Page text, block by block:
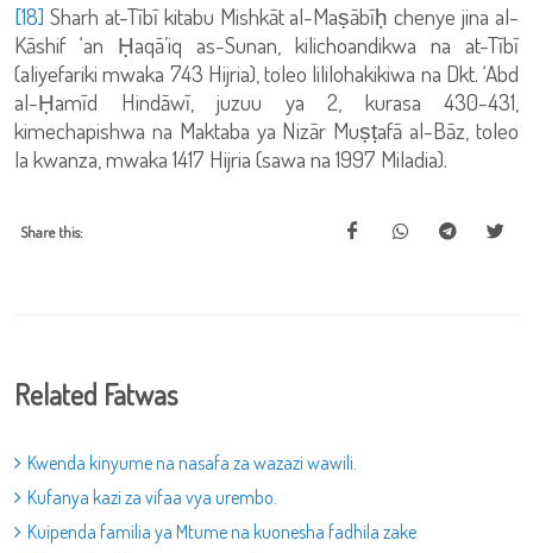
[18] Sharh at-Tībī kitabu Mishkāt al-Maṣābīḥ chenye jina al-
Kāshif ‘an Ḥaqā’iq as-Sunan, kilichoandikwa na at-Tībī
(aliyefariki mwaka 743 Hijria), toleo lililohakikiwa na Dkt. ‘Abd
al-Ḥamīd Hindāwī, juzuu ya 2, kurasa 430-431,
kimechapishwa na Maktaba ya Nizār Muṣṭafā al-Bāz, toleo
la kwanza, mwaka 1417 Hijria (sawa na 1997 Miladia).
Share this:
Related Fatwas
Kwenda kinyume na nasafa za wazazi wawili.
Kufanya kazi za vifaa vya urembo.
Kuipenda familia ya Mtume na kuonesha fadhila zake